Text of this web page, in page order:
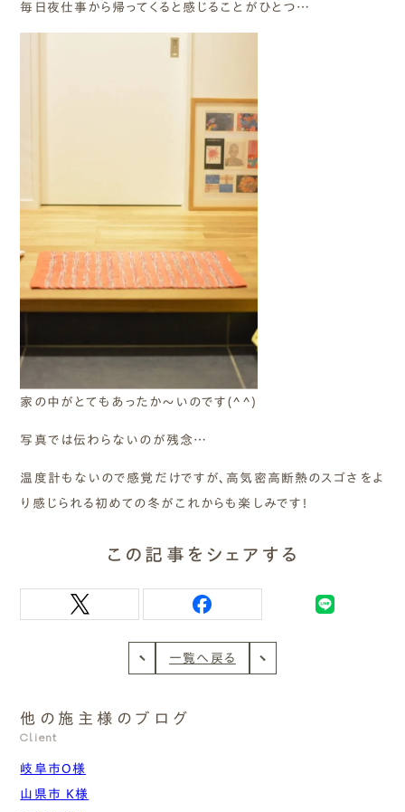
まずは相談する[無料]
毎日夜仕事から帰ってくると感じることがひとつ…
家の中がとてもあったか～いのです(^^)
写真では伝わらないのが残念…
温度計もないので感覚だけですが、高気密高断熱のスゴさをよ
り感じられる初めての冬がこれからも楽しみです！
この記事をシェアする
一覧へ戻る
他の施主様のブログ
Client
岐阜市O様
山県市 K様